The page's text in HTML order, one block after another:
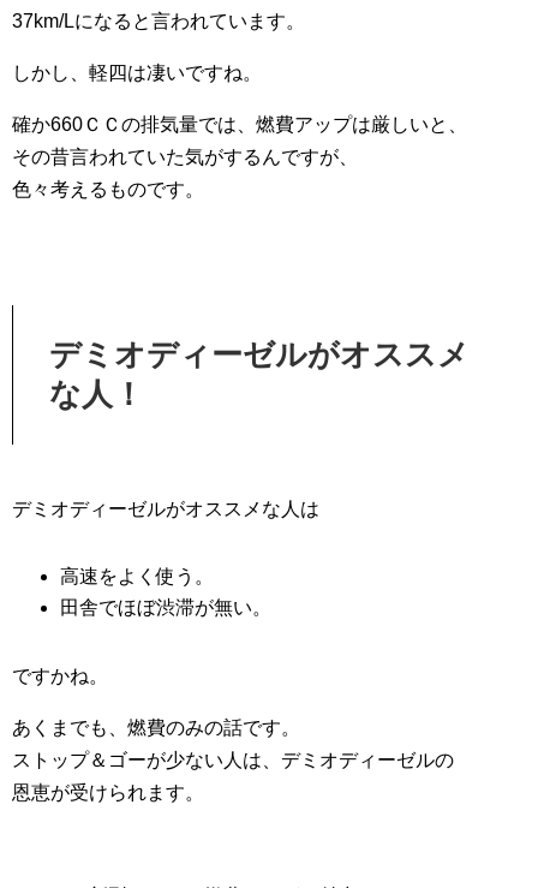
37km/Lになると言われています。
しかし、軽四は凄いですね。
確か660ＣＣの排気量では、燃費アップは厳しいと、
その昔言われていた気がするんですが、
色々考えるものです。
デミオディーゼルがオススメ
な人！
デミオディーゼルがオススメな人は
高速をよく使う。
田舎でほぼ渋滞が無い。
ですかね。
あくまでも、燃費のみの話です。
ストップ＆ゴーが少ない人は、デミオディーゼルの
恩恵が受けられます。